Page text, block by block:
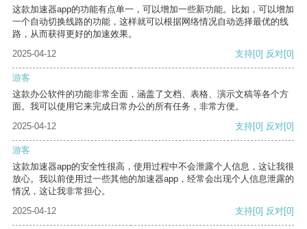
这款加速器app的功能有点单一，可以增加一些新功能。比如，可以增加
一个自动切换线路的功能，这样就可以根据网络情况自动选择最优的线
路，从而获得更好的加速效果。
2025-04-12
支持[0] 反对[0]
游客
这款办公软件的功能非常全面，涵盖了文档、表格、演示文稿等各个方
面。我可以使用它来完成日常办公的所有任务，非常方便。
2025-04-12
支持[0] 反对[0]
游客
这款加速器app的安全性很高，使用过程中不会泄露个人信息，这让我很
放心。我以前使用过一些其他的加速器app，经常会出现个人信息泄露的
情况，这让我非常担心。
2025-04-12
支持[0] 反对[0]